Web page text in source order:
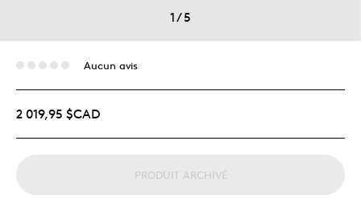
1/5
Aucun avis
2 019,95 $CAD
PRODUIT ARCHIVÉ